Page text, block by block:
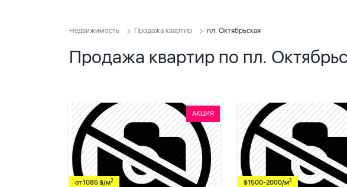
Недвижимость Продажа квартир пл. Октябрьская
Продажа квартир по пл.
АКЦИЯ
от 1085 $/м2 $1500-2000/м2